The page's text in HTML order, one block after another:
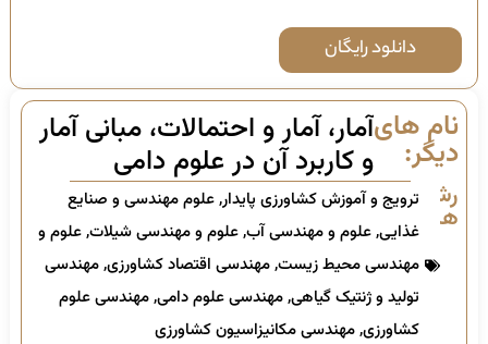
دانلود رایگان
نام های
دیگر:
آمار، آمار و احتمالات، مبانی آمار
و کاربرد آن در علوم دامی
رشته
ها:
ترویج و آموزش کشاورزی پایدار,علوم مهندسی و صنایع
غذایی,علوم و مهندسی آب,علوم و مهندسی شیلات,علوم و
مهندسی محیط زیست,مهندسی اقتصاد کشاورزی,مهندسی
تولید و ژنتیک گیاهی,مهندسی علوم دامی,مهندسی علوم
کشاورزی,مهندسی مکانیزاسیون کشاورزی